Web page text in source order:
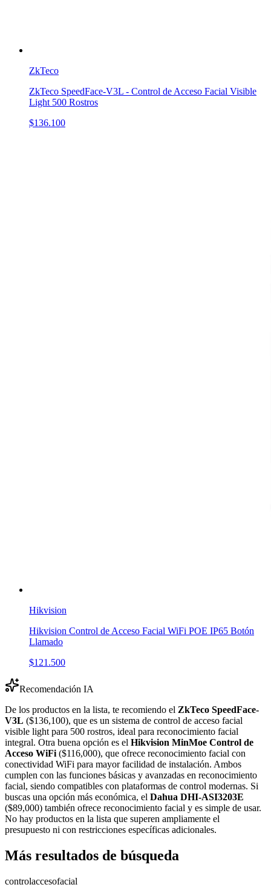
ZkTeco
ZkTeco SpeedFace-V3L - Control de Acceso Facial Visible
Light 500 Rostros
$136.100
Hikvision
Hikvision Control de Acceso Facial WiFi POE IP65 Botón
Llamado
$121.500
Recomendación IA
De los productos en la lista, te recomiendo el ZkTeco SpeedFace-
V3L ($136,100), que es un sistema de control de acceso facial
visible light para 500 rostros, ideal para reconocimiento facial
integral. Otra buena opción es el Hikvision MinMoe Control de
Acceso WiFi ($116,000), que ofrece reconocimiento facial con
conectividad WiFi para mayor facilidad de instalación. Ambos
cumplen con las funciones básicas y avanzadas en reconocimiento
facial, siendo compatibles con plataformas de control modernas. Si
buscas una opción más económica, el Dahua DHI-ASI3203E
($89,000) también ofrece reconocimiento facial y es simple de usar.
No hay productos en la lista que superen ampliamente el
presupuesto ni con restricciones específicas adicionales.
Más resultados de búsqueda
controlaccesofacial